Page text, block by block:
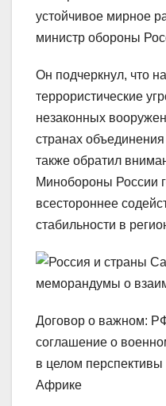
устойчивое мирное
министр обороны
Он подчеркнул, что
террористические
незаконных
странах
также обратил
Минобороны России
всестороннее
стабильности в
Договор о важном:
соглашение о
в целом
Африке